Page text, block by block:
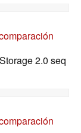
2.0 seq